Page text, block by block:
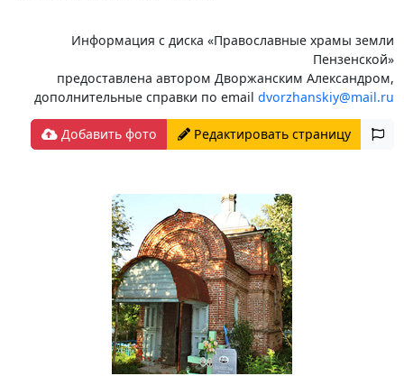
Информация с диска «Православные храмы земли
Пензенской»
предоставлена автором Дворжанским Александром,
дополнительные справки по emaildvorzhanskiy@mail.ru
Добавить фото Редактировать страницу